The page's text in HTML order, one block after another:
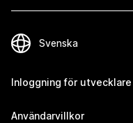
Inloggning för utvecklare
Användarvillkor